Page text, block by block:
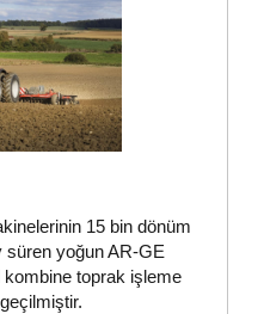
15 bin dönüm
yoğun AR-GE
kombine toprak işleme